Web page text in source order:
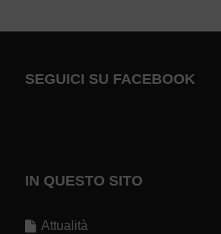
SEGUICI SU FACEBOOK
IN QUESTO SITO
Attualità